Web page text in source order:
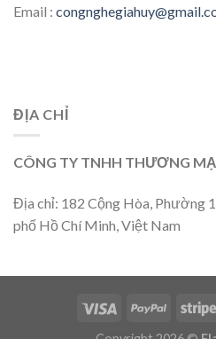
Email :
ĐỊA CHỈ
CÔNG TY TNHH THƯƠNG
Địa chỉ: 182 Cộng Hòa, Phường
phố Hồ Chí Minh, Việt Nam